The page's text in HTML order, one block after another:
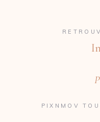
PIXNMOV